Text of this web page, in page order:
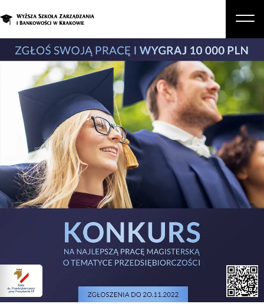
O nas
Studia
Studia podyplomowe i kursy
Kandydat
Student
Biznes
Zapisz się na studia